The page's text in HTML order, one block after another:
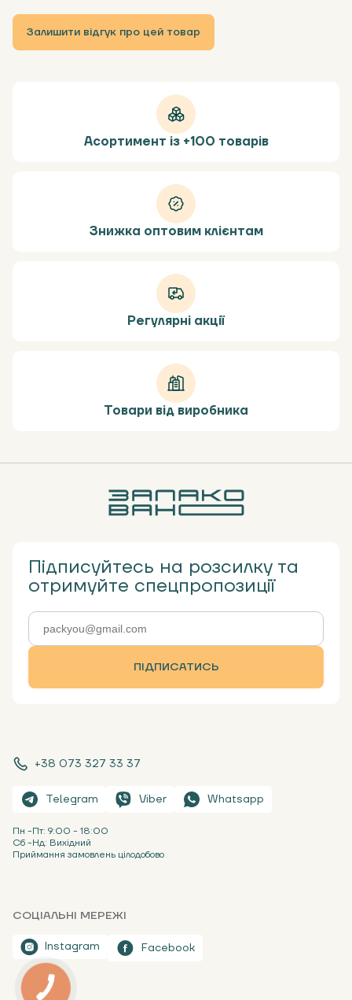
Залишити відгук про цей товар
Асортимент із +100 товарів
Знижка оптовим клієнтам
Регулярні акції
Товари від виробника
+38 073 327 33 37
Telegram Viber Whatsapp
Пн -Пт: 9:00 - 18:00
Сб -Нд: Вихідний
Приймання замовлень цілодобово
СОЦІАЛЬНІ МЕРЕЖІ
Instagram Facebook
Підписуйтесь на розсилку та
отримуйте спецпропозиції
ПІДПИСАТИСЬ